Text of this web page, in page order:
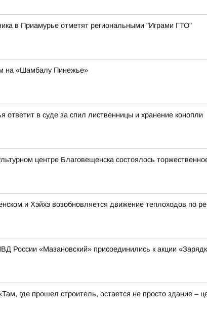
в Приамурье отметят региональными "Играми ГТО"
на «Шамбалу Пинежье»
ответит в суде за спил лиственницы и хранение конопли
центре Благовещенска состоялось
и Хэйхэ возобновляется движение теплоходов по
России «Мазановский» присоединились к акции
где прошел строитель, остается не просто здание –